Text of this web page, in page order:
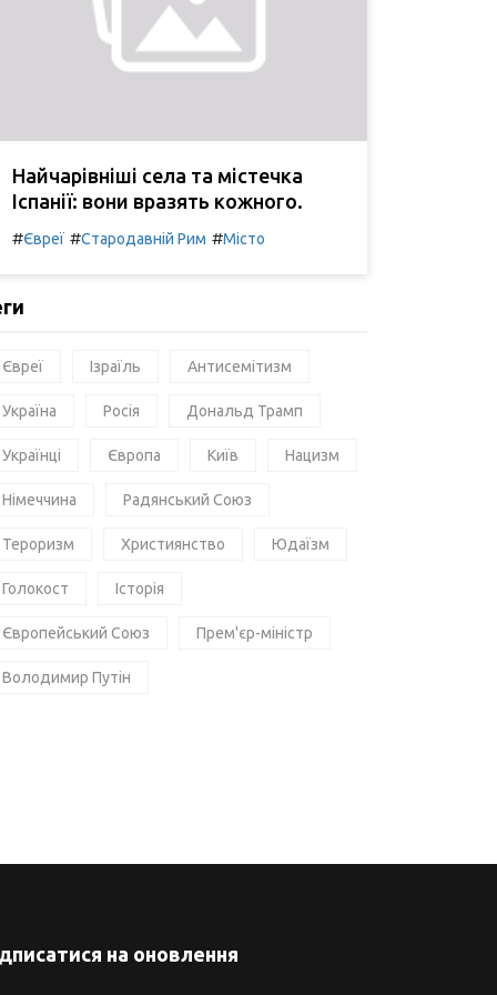
Найчарівніші села та містечка
Іспанії: вони вразять кожного.
#Євреї #Стародавній Рим #Місто
Євреї Ізраїль Антисемітизм
Україна Росія Дональд Трамп
Українці Європа Київ Нацизм
Німеччина Радянський Союз
Тероризм Християнство Юдаїзм
Голокост Історія
Європейський Союз Прем'єр-міністр
Володимир Путін
на оновлення